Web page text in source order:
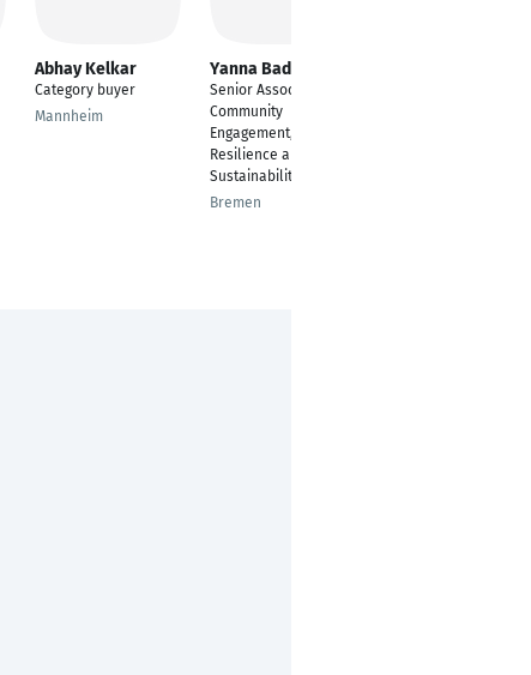
Abhay Kelkar
Category buyer
Mannheim
Yanna Badet
Senior Associate,
Community
Engagement,
Resilience and
Sustainability
Bremen